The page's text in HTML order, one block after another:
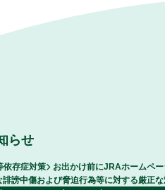
らせ
依存症対策
お出かけ前にJRAホームペ
誹謗中傷および脅迫行為等に対する厳正